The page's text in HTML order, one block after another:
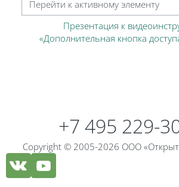
Перейти к активному элементу
Презентация к
«Дополнительная кнопка
+7 495 229-
Copyright © 2005-2026 ООО